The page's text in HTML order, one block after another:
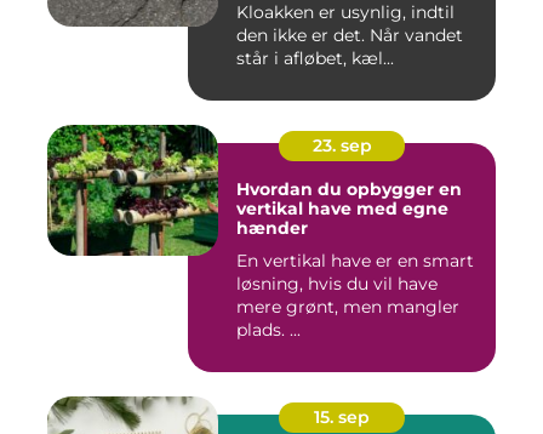
Kloakken er usynlig, indtil
den ikke er det. Når vandet
står i afløbet, kæl...
23. sep
Hvordan du opbygger en
vertikal have med egne
hænder
En vertikal have er en smart
løsning, hvis du vil have
mere grønt, men mangler
plads. ...
15. sep